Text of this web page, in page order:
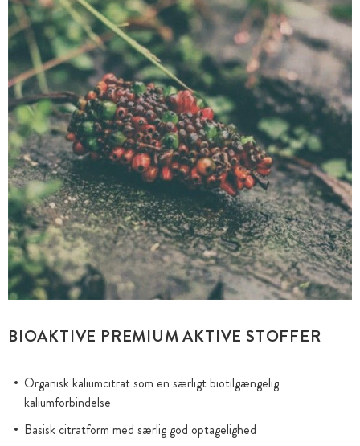
BIOAKTIVE PREMIUM AKTIVE STOFFER
Organisk kaliumcitrat som en særligt biotilgængelig
kaliumforbindelse
Basisk citratform med særlig god optagelighed